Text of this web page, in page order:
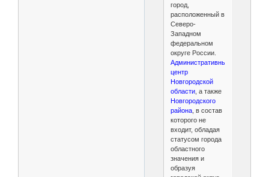
город,
расположенный в
Северо-
Западном
федеральном
округе России.
Административный
центр
Новгородской
области, а также
Новгородского
района, в состав
которого не
входит, обладая
статусом города
областного
значения и
образуя